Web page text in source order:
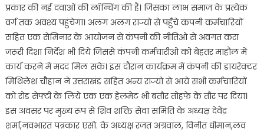
प्रकार की नई दवाओं की लॉन्चिंग की हैं। जिसका लाभ समाज के प्रत्येक
वर्ग तक अवश्य पहुंचेगा। अलग अलग राज्यो से पहुँचे कंपनी कर्मचारियों
सहित एक सेमिनार के आयोजन से कंपनी की नीतिओ से अवगत करा
जरूरी दिशा निर्देश भी दिये जिससे कंपनी कर्मचारीओ को बेहतर माहौल में
कार्य करने में मदद मिल सके। इस दौरान कार्यक्रम में कंपनी की डायरेक्टर
मिथिलेश चौहान ने उत्तराखंड सहित अन्य राज्यो से आये सभी कर्मचारियों
को रोड सेफ्टी के लिये एक एक हेलमेट भी बतौर तोहफे के तौर पर दिया।
इस अवसर पर मुख्य रूप से शिव शक्ति सेवा समिति के अध्यक्ष देवेंद्र
शर्मा,नवभारत पत्रकार एसो. के अध्यक्ष रजत अग्रवाल, विनीत धीमान,लव